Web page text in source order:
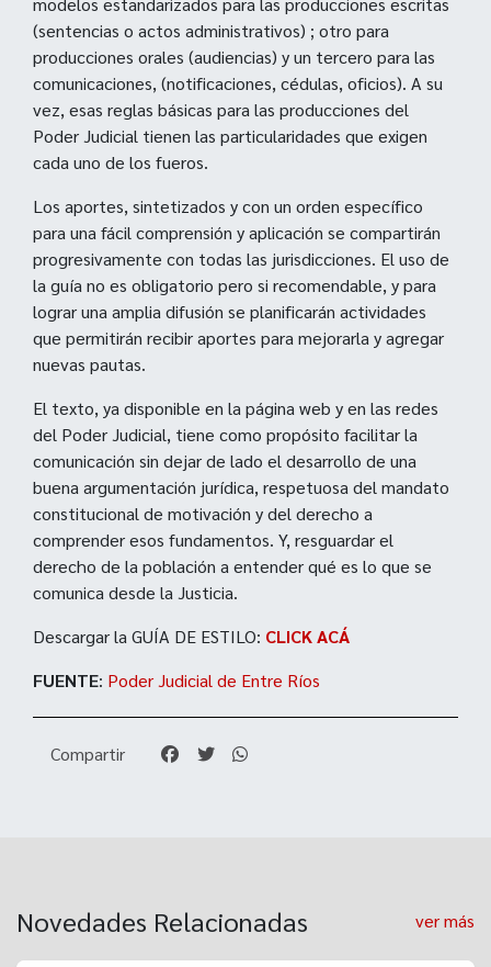
(sentencias o actos administrativos) ; otro para
producciones orales (audiencias) y un tercero para las
comunicaciones, (notificaciones, cédulas, oficios). A su
vez, esas reglas básicas para las producciones del
Poder Judicial tienen las particularidades que exigen
cada uno de los fueros.
Los aportes, sintetizados y con un orden específico
para una fácil comprensión y aplicación se compartirán
progresivamente con todas las jurisdicciones. El uso de
la guía no es obligatorio pero si recomendable, y para
lograr una amplia difusión se planificarán actividades
que permitirán recibir aportes para mejorarla y agregar
nuevas pautas.
El texto, ya disponible en la página web y en las redes
del Poder Judicial, tiene como propósito facilitar la
comunicación sin dejar de lado el desarrollo de una
buena argumentación jurídica, respetuosa del mandato
constitucional de motivación y del derecho a
comprender esos fundamentos. Y, resguardar el
derecho de la población a entender qué es lo que se
comunica desde la Justicia.
Descargar la GUÍA DE ESTILO: CLICK ACÁ
FUENTE: Poder Judicial de Entre Ríos
Compartir
Novedades Relacionadas ver más